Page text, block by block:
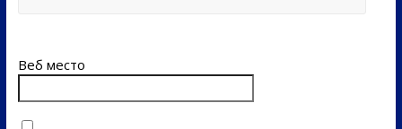
Веб место